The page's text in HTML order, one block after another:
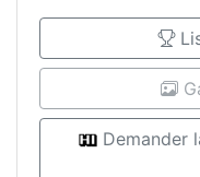
Demander